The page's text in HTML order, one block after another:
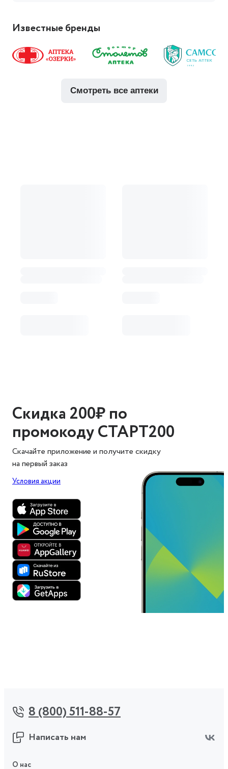
Известные бренды
смотреть все аптеки
Скидка 200₽ по
промокоду СТАРТ200
Скачайте приложение и получите скидку
на первый заказ
Условия акции
8 (800) 511-88-57
Написать нам
О нас